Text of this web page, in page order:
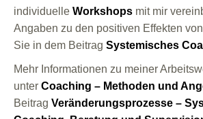
individuelle Workshops mit mir
Angaben zu den positiven Effekten
Sie in dem Beitrag Systemisches
Mehr Informationen zu meiner
unter Coaching – Methoden und
Beitrag Veränderungsprozesse –